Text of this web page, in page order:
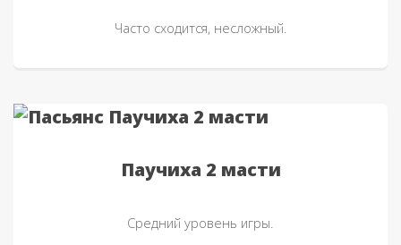
Часто сходится, несложный.
Паучиха 2 масти
Средний уровень игры.